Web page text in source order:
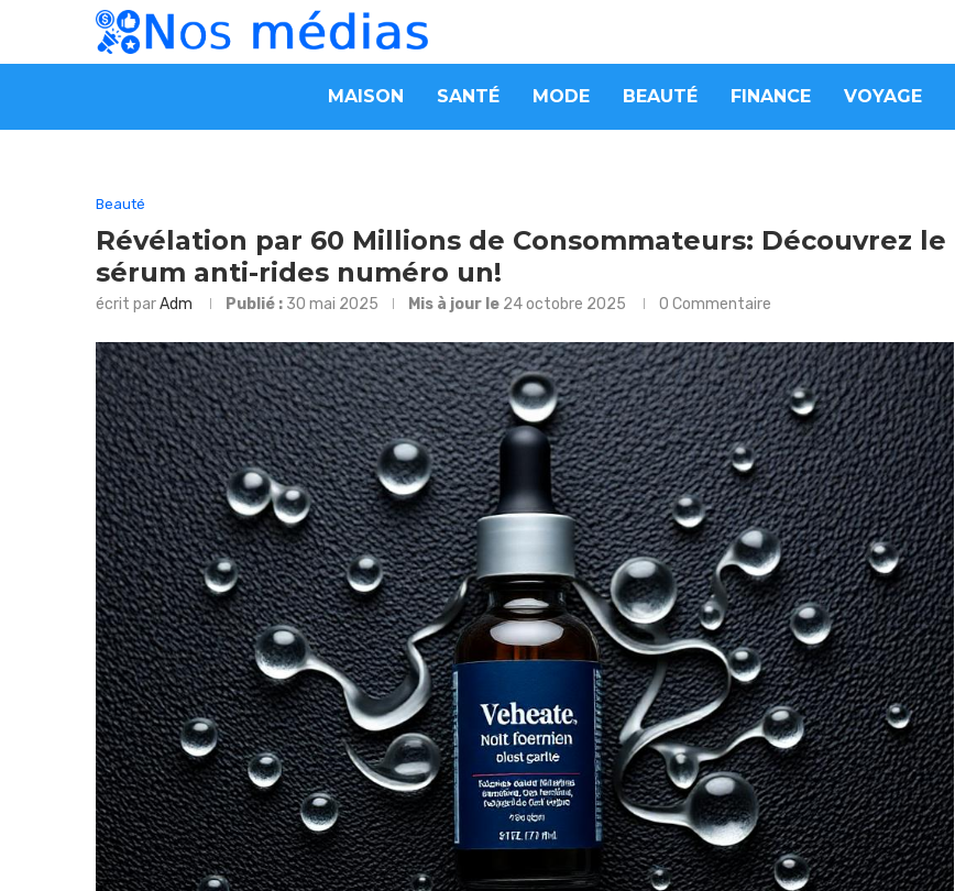
MAISON SANTÉ MODE BEAUTÉ FINANCE VOYAGE
Beauté
Révélation par 60 Millions de Consommateurs: Découvrez le
sérum anti-rides numéro un!
écrit parAdm Publié : 30 mai 2025 Mis à jour le 24 octobre 2025 0 Commentaire